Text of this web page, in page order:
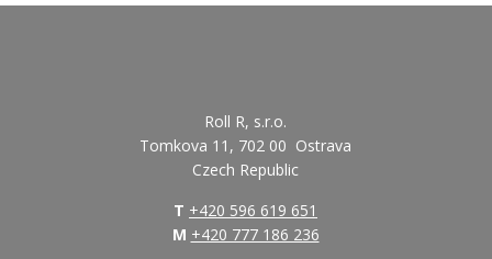
Roll R, s.r.o.
Tomkova 11, 702 00 Ostrava
Czech Republic
T +420 596 619 651
M +420 777 186 236